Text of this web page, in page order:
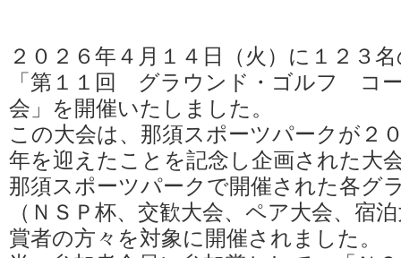
２０２６年４月１４日（火）に１２３
「第１１回 グラウンド・ゴルフ コ
会」を開催いたしました。
この大会は、那須スポーツパークが２
年を迎えたことを記念し企画された大
那須スポーツパークで開催された各グ
（ＮＳＰ杯、交歓大会、ペア大会、宿
賞者の方々を対象に開催されました。